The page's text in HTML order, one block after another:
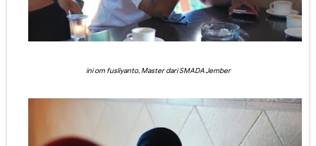
ini om fusliyanto, Master dari SMADA Jember